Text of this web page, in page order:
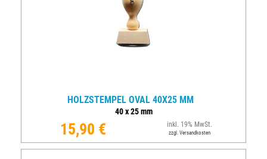
HOLZSTEMPEL OVAL 40X25 MM
40x25mm
15,90 € inkl. 19% MwSt.
zzgl. Versandkosten